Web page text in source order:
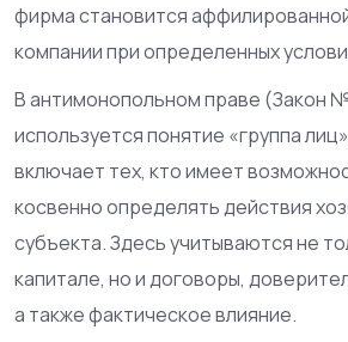
фирма становится
компании при определенных
В антимонопольном праве (Закон
используется понятие «группа
включает тех, кто имеет
косвенно определять действия
субъекта. Здесь учитываются не
капитале, но и договоры,
а также фактическое влияние.